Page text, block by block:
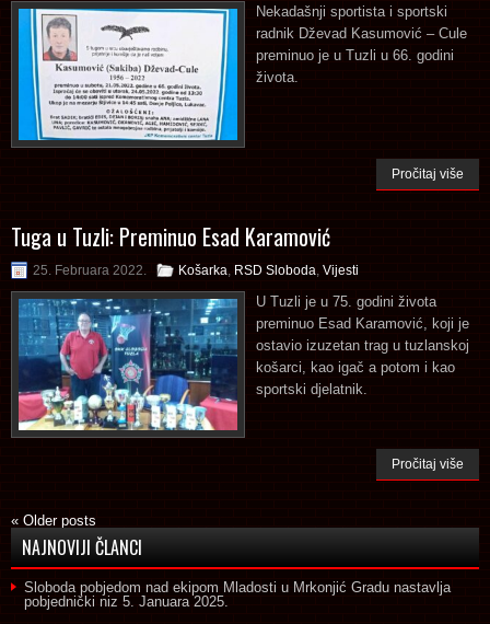
Nekadašnji sportista i sportski
radnik Dževad Kasumović – Cule
preminuo je u Tuzli u 66. godini
života.
Pročitaj više
Tuga u Tuzli: Preminuo Esad Karamović
25. Februara 2022. Košarka RSD Sloboda Vijesti
U Tuzli je u 75. godini života
preminuo Esad Karamović, koji je
ostavio izuzetan trag u tuzlanskoj
košarci, kao igač a potom i kao
sportski djelatnik.
Pročitaj više
« Older posts
NAJNOVIJI ČLANCI
Sloboda pobjedom nad ekipom Mladosti u Mrkonjić Gradu nastavlja
pobjednički niz 5. Januara 2025.